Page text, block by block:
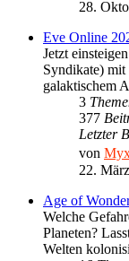
28.
Eve Online
Jetzt
Syndikate)
galaktischem
3
377
Letzter
von
22.
Age of
Welche
Planeten?
Welten